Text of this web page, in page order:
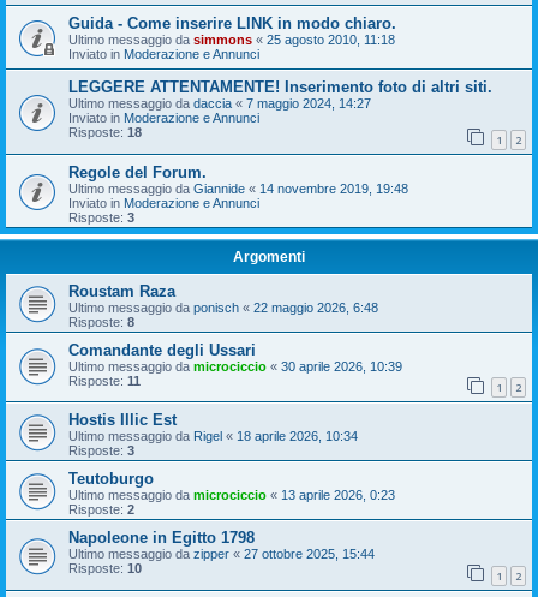
Guida - Come inserire LINK in modo chiaro.
Ultimo messaggio da simmons « 25 agosto 2010, 11:18
Inviato in Moderazione e Annunci
LEGGERE ATTENTAMENTE! Inserimento foto di altri siti.
Ultimo messaggio da daccia « 7 maggio 2024, 14:27
Inviato in Moderazione e Annunci
Risposte: 18 1 2
Regole del Forum.
Ultimo messaggio da Giannide « 14 novembre 2019, 19:48
Inviato in Moderazione e Annunci
Risposte: 3
Argomenti
Roustam Raza
Ultimo messaggio da ponisch « 22 maggio 2026, 6:48
Risposte: 8
Comandante degli Ussari
Ultimo messaggio da microciccio « 30 aprile 2026, 10:39
Risposte: 11 1 2
Hostis Illic Est
Ultimo messaggio da Rigel « 18 aprile 2026, 10:34
Risposte: 3
Teutoburgo
Ultimo messaggio da microciccio « 13 aprile 2026, 0:23
Risposte: 2
Napoleone in Egitto 1798
Ultimo messaggio da zipper « 27 ottobre 2025, 15:44
Risposte: 10 1 2